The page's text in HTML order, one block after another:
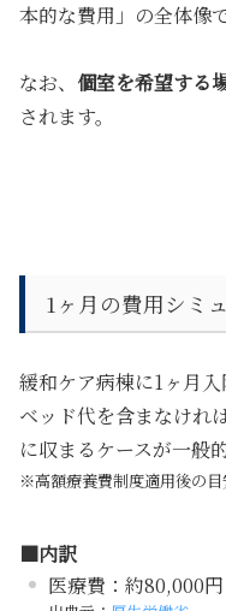
本的な費用」の全体像で
なお、 個室を希望する
されます。
1ヶ月の費用シミ
緩和ケア病棟に1ヶ月
ベッド代を含まなけれ
に収まるケースが一般的
※高額療養費制度適用後の
■内訳
医療費：約80,000円